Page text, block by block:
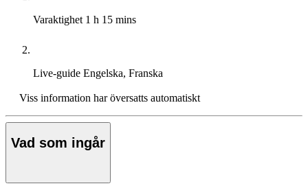
Varaktighet 1 h 15 mins
Live-guide Engelska, Franska
Viss information har översatts automatiskt
Vad som ingår